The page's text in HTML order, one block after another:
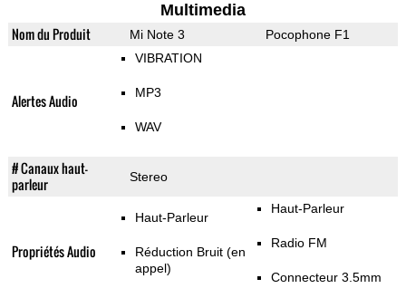
Multimedia
Nom du Produit Mi Note 3 Pocophone F1
Alertes Audio
VIBRATION
MP3
WAV
# Canaux haut-
parleur
Stereo
Propriétés Audio
Haut-Parleur
Réduction Bruit (en
appel)
Haut-Parleur
Radio FM
Connecteur 3.5mm